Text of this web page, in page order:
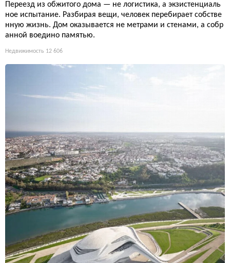
Переезд из обжитого дома — не логистика, а экзистенциаль
ное испытание. Разбирая вещи, человек перебирает собстве
нную жизнь. Дом оказывается не метрами и стенами, а собр
анной воедино памятью.
Недвижимость 12 606